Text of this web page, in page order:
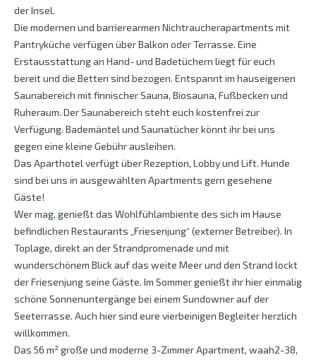
der Insel.
Die modernen und barrierearmen Nichtraucherapartments mit
Pantryküche verfügen über Balkon oder Terrasse. Eine
Erstausstattung an Hand- und Badetüchern liegt für euch
bereit und die Betten sind bezogen. Entspannt im hauseigenen
Saunabereich mit finnischer Sauna, Biosauna, Fußbecken und
Ruheraum. Der Saunabereich steht euch kostenfrei zur
Verfügung. Bademäntel und Saunatücher könnt ihr bei uns
gegen eine kleine Gebühr ausleihen.
Das Aparthotel verfügt über Rezeption, Lobby und Lift. Hunde
sind bei uns in ausgewählten Apartments gern gesehene
Gäste!
Wer mag, genießt das Wohlfühlambiente des sich im Hause
befindlichen Restaurants „Friesenjung“ (externer Betreiber). In
Toplage, direkt an der Strandpromenade und mit
wunderschönem Blick auf das weite Meer und den Strand lockt
der Friesenjung seine Gäste. Im Sommer genießt ihr hier einmalig
schöne Sonnenuntergänge bei einem Sundowner auf der
Seeterrasse. Auch hier sind eure vierbeinigen Begleiter herzlich
willkommen.
Das 56 m² große und moderne 3-Zimmer Apartment, waah2-38,